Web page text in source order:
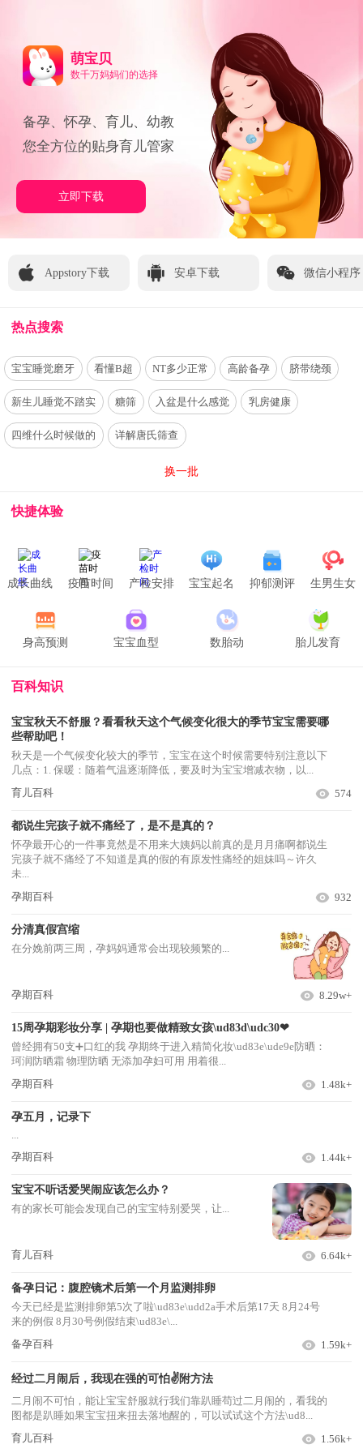
萌宝贝
数千万妈妈们的选择
备孕、怀孕、育儿、幼教
您全方位的贴身育儿管家
立即下载
Appstory下载 安卓下载 微信小程序
热点搜索
宝宝睡觉磨牙 看懂B超 NT多少正常 高龄备孕 脐带绕颈
新生儿睡觉不踏实 糖筛 入盆是什么感觉 乳房健康
四维什么时候做的 详解唐氏筛查
换一批
快捷体验
成长曲线 疫苗时间 产检安排 宝宝起名 抑郁测评 生男生女
身高预测 宝宝血型 数胎动 胎儿发育
百科知识
宝宝秋天不舒服？看看秋天这个气候变化很大的季节宝宝需要哪
些帮助吧！
秋天是一个气候变化较大的季节，宝宝在这个时候需要特别注意以下
几点：1. 保暖：随着气温逐渐降低，要及时为宝宝增减衣物，以...
育儿百科
574
都说生完孩子就不痛经了，是不是真的？
怀孕最开心的一件事竟然是不用来大姨妈以前真的是月月痛啊都说生
完孩子就不痛经了不知道是真的假的有原发性痛经的姐妹吗～许久
未...
孕期百科
932
分清真假宫缩
在分娩前两三周，孕妈妈通常会出现较频繁的...
孕期百科 8.29w+
15周孕期彩妆分享 | 孕期也要做精致女孩\ud83d\udc30❤
曾经拥有50支➕口红的我 孕期终于进入精简化妆\ud83e\ude9e防晒：
珂润防晒霜 物理防晒 无添加孕妇可用 用着很...
孕期百科
1.48k+
孕五月，记录下
孕期百科
1.44k+
宝宝不听话爱哭闹应该怎么办？
有的家长可能会发现自己的宝宝特别爱哭，让...
育儿百科 6.64k+
备孕日记：腹腔镜术后第一个月监测排卵
今天已经是监测排卵第5次了啦\ud83e\udd2a手术后第17天 8月24号
来的例假 8月30号例假结束\ud83e\...
备孕百科
1.59k+
经过二月闹后，我现在强的可怕✌️附方法
二月闹不可怕，能让宝宝舒服就行我们靠趴睡苟过二月闹的，看我的
图都是趴睡如果宝宝扭来扭去落地醒的，可以试试这个方法\ud8...
育儿百科
1.56k+